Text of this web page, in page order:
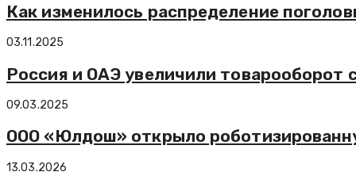
Как изменилось распределение
03.11.2025
Россия и ОАЭ увеличили товарооборот
09.03.2025
ООО «Юлдош» открыло
13.03.2026